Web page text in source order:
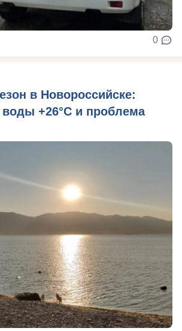
0
в Новороссийске:
воды +26°C и проблема